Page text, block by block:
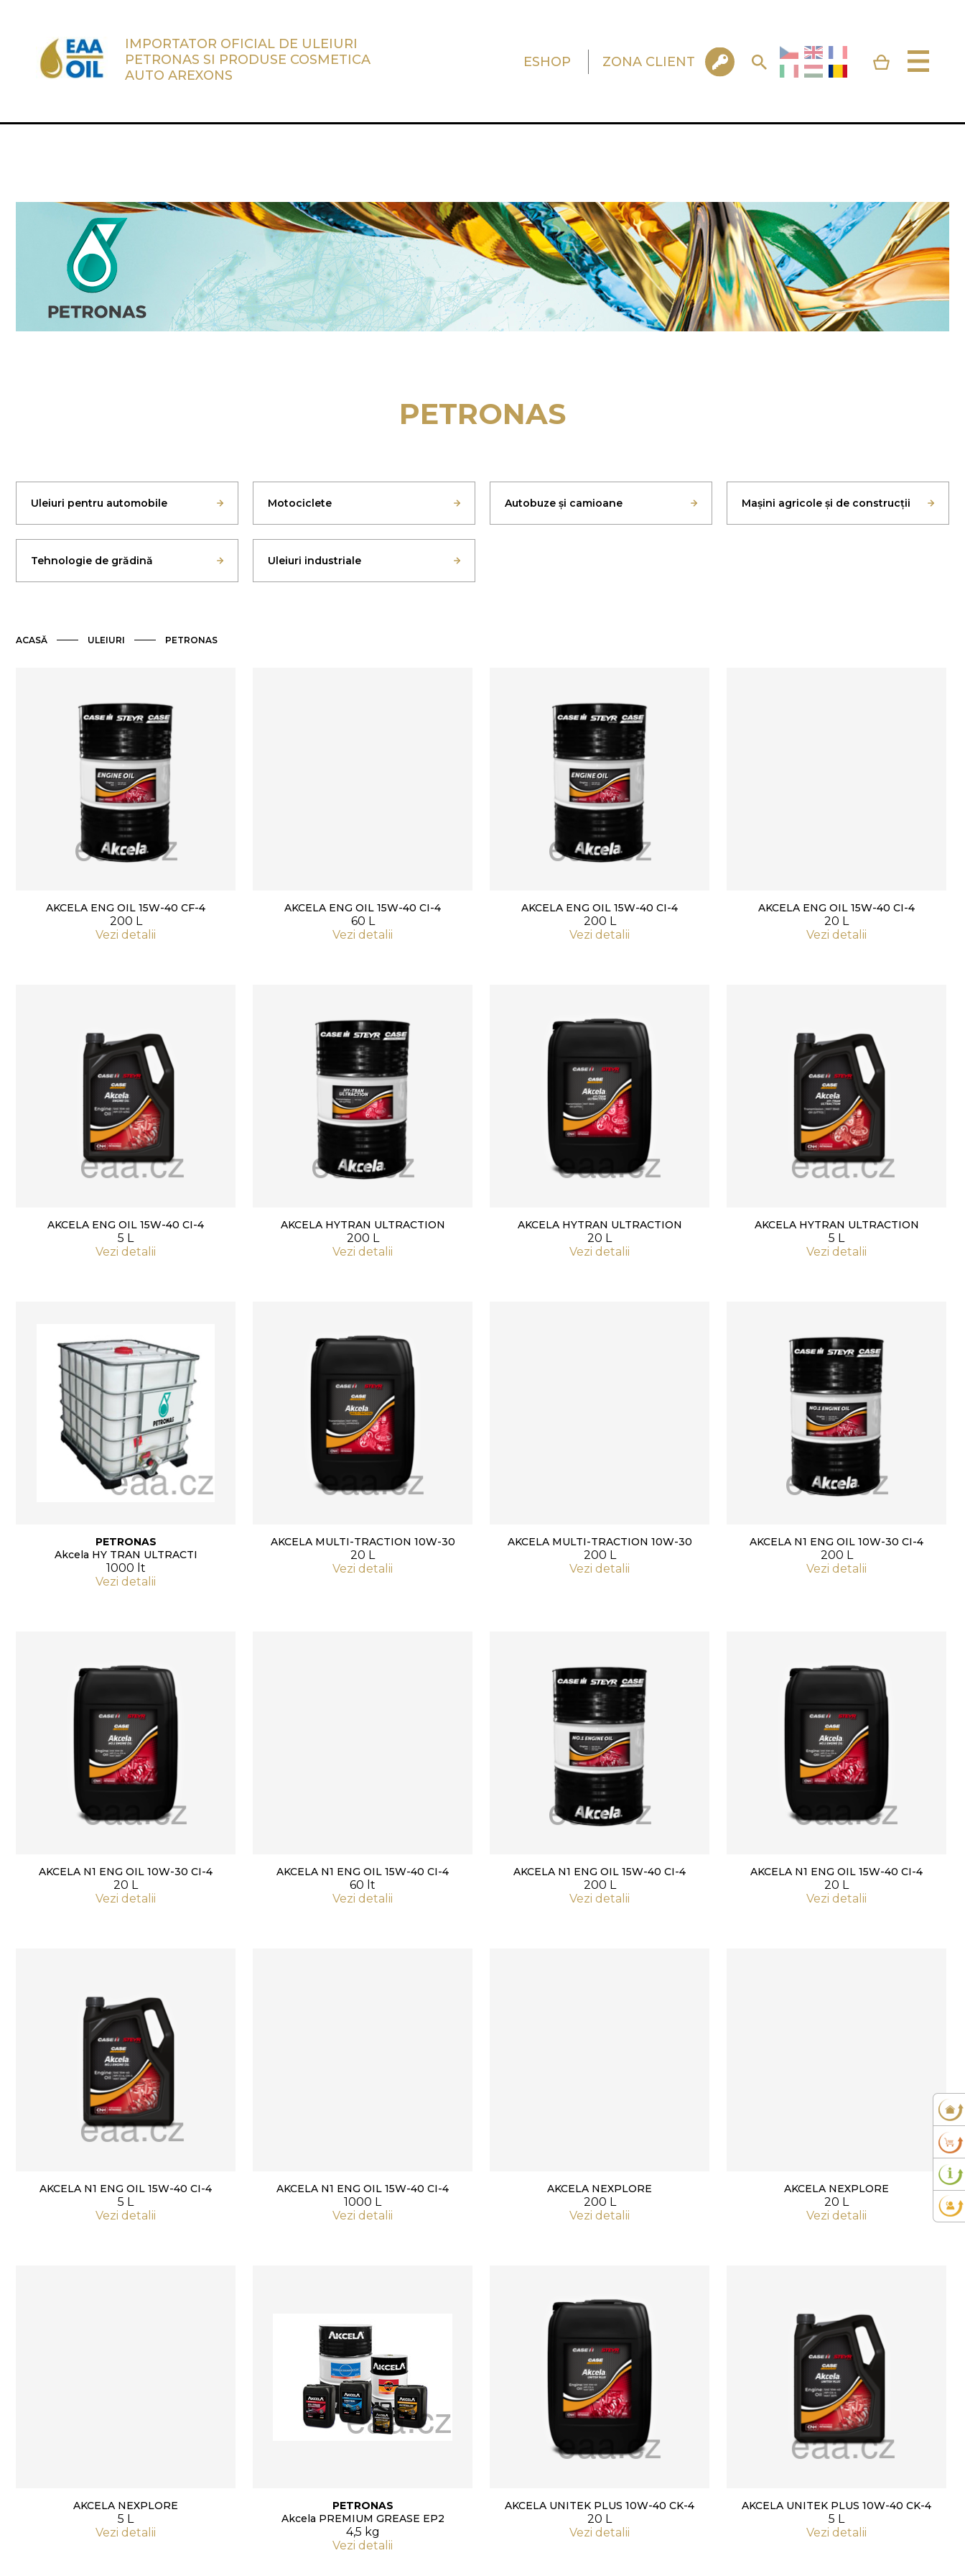
IMPORTATOR OFICIAL DE ULEIURI
PETRONAS SI PRODUSE COSMETICA
AUTO AREXONS
ESHOP ZONA CLIENT
PETRONAS
Uleiuri pentru automobile Motociclete Autobuze și camioane Mașini agricole și de construcții
Tehnologie de grădină Uleiuri industriale
ACASĂ ULEIURI PETRONAS
AKCELA ENG OIL 15W-40 CF-4
200 L
Vezi detalii
AKCELA ENG OIL 15W-40 CI-4
60 L
Vezi detalii
AKCELA ENG OIL 15W-40 CI-4
200 L
Vezi detalii
AKCELA ENG OIL 15W-40 CI-4
20 L
Vezi detalii
AKCELA ENG OIL 15W-40 CI-4
5 L
Vezi detalii
AKCELA HYTRAN ULTRACTION
200 L
Vezi detalii
AKCELA HYTRAN ULTRACTION
20 L
Vezi detalii
AKCELA HYTRAN ULTRACTION
5 L
Vezi detalii
PETRONAS
Akcela HY TRAN ULTRACTI
1000 lt
Vezi detalii
AKCELA MULTI-TRACTION 10W-30
20 L
Vezi detalii
AKCELA MULTI-TRACTION 10W-30
200 L
Vezi detalii
AKCELA N1 ENG OIL 10W-30 CI-4
200 L
Vezi detalii
AKCELA N1 ENG OIL 10W-30 CI-4
20 L
Vezi detalii
AKCELA N1 ENG OIL 15W-40 CI-4
60 lt
Vezi detalii
AKCELA N1 ENG OIL 15W-40 CI-4
200 L
Vezi detalii
AKCELA N1 ENG OIL 15W-40 CI-4
20 L
Vezi detalii
AKCELA N1 ENG OIL 15W-40 CI-4
5 L
Vezi detalii
AKCELA N1 ENG OIL 15W-40 CI-4
1000 L
Vezi detalii
AKCELA NEXPLORE
200 L
Vezi detalii
AKCELA NEXPLORE
20 L
Vezi detalii
AKCELA NEXPLORE
5 L
Vezi detalii
PETRONAS
Akcela PREMIUM GREASE EP2
4,5 kg
Vezi detalii
AKCELA UNITEK PLUS 10W-40 CK-4
20 L
Vezi detalii
AKCELA UNITEK PLUS 10W-40 CK-4
5 L
Vezi detalii